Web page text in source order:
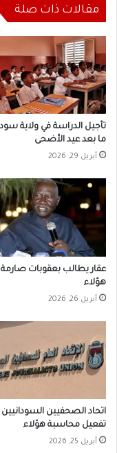
مقالات ذات صلة
تأجيل الدراسة في ولاية
ما بعد عيد الأضحى
أبريل 29, 2026
عقار يطالب بعقوبات
هؤلاء
أبريل 26, 2026
اتحاد الصحفيين
تفعيل محاسبة هؤلاء
أبريل 25, 2026